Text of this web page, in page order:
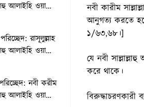
আলাইহি ওয়া
রাসূলুল্লাহ
আলাইহি ওয়া
নবী করীম
আলাইহি ওয়া
নবী কারীম
আনুগত্য করতে
১/৬৩,৬৮।]
যে নবী
করে থাকে।